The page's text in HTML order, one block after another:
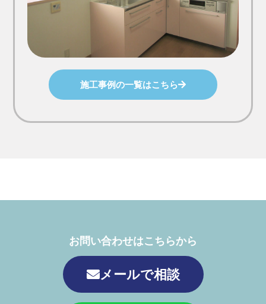
施工事例の一覧はこちら
お問い合わせはこちらから
メールで相談